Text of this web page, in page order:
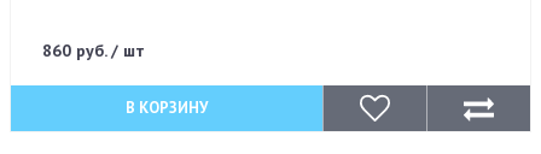
860 руб. / шт
В КОРЗИНУ